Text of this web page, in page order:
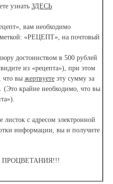
узнать ЗДЕСЬ
вам необходимо
«РЕЦЕПТ», на почтовый
достоинством в 500 рублей
из «рецепта»), при этом
что вы жертвуете эту сумму за
(Это крайне необходимо, что вы
листок с адресом электронной
информации, вы и получите
ПРОЦВЕТАНИЯ!!!